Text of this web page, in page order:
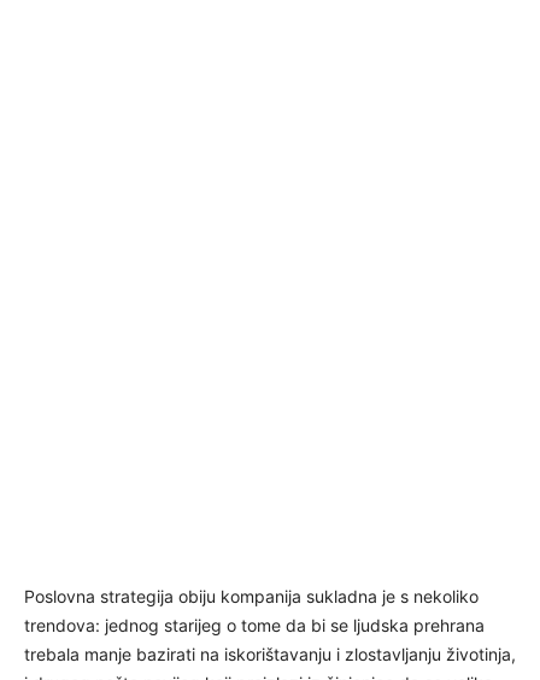
Poslovna strategija obiju kompanija sukladna je s nekoliko
trendova: jednog starijeg o tome da bi se ljudska prehrana
trebala manje bazirati na iskorištavanju i zlostavljanju životinja,